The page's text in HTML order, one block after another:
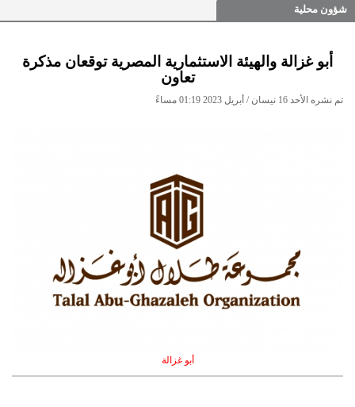
شؤون محلية
أبو غزالة والهيئة الاستثمارية المصرية توقعان مذكرة
تعاون
تم نشره الأحد 16 نيسان / أبريل 2023 01:19 مساءً
أبو غزالة